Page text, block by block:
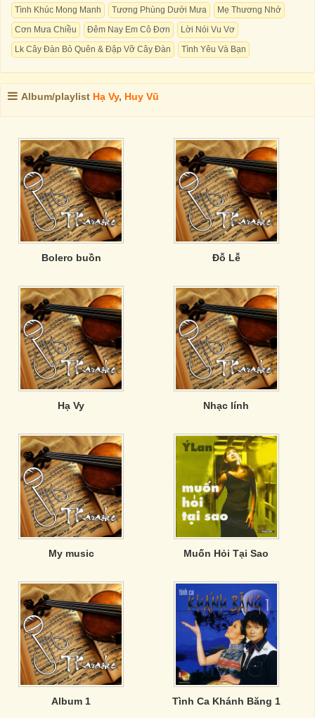
Tình Khúc Mong Manh
Tương Phùng Dưới Mưa
Mẹ Thương Nhớ
Cơn Mưa Chiều
Đêm Nay Em Cô Đơn
Lời Nói Vu Vơ
Lk Cây Đàn Bỏ Quên & Đập Vỡ Cây Đàn
Tình Yêu Và Bạn
Album/playlist Hạ Vy, Huy Vũ
Bolero buồn Đỗ Lễ
Hạ Vy Nhạc lính
My music Muốn Hỏi Tại Sao
Album 1 Tình Ca Khánh Băng 1